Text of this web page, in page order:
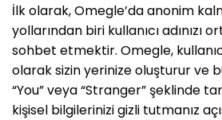
İlk olarak, Omegle’da anonim
yollarından biri kullanıcı adınızı
sohbet etmektir. Omegle,
olarak sizin yerinize oluşturur ve
“You” veya “Stranger” şeklinde
kişisel bilgilerinizi gizli tutmanız